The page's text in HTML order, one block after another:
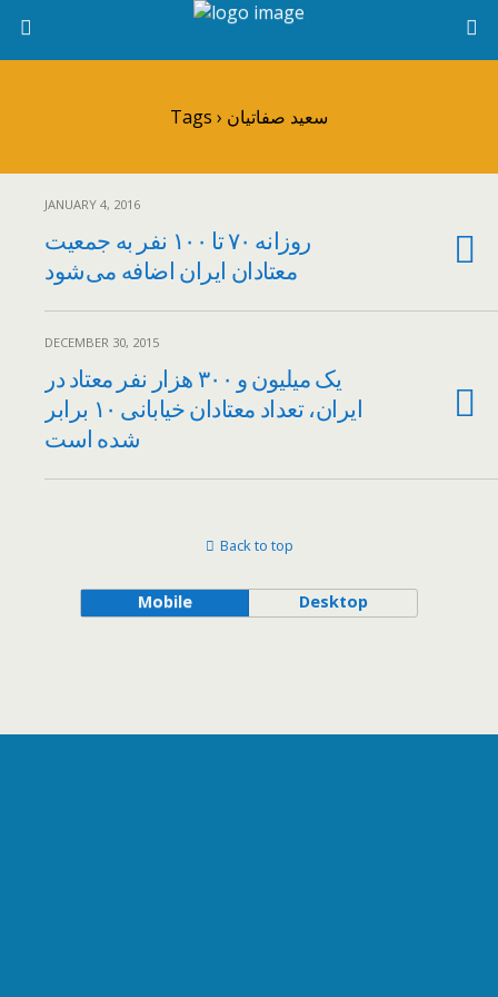
Tags › سعید صفاتیان
JANUARY 4, 2016
روزانه ۷۰ تا ۱۰۰ نفر به جمعیت
معتادان ایران اضافه می‌شود
DECEMBER 30, 2015
یک میلیون و ۳۰۰ هزار نفر معتاد در
ایران، تعداد معتادان خیابانی ۱۰ برابر
شده است
Back to top
Mobile Desktop